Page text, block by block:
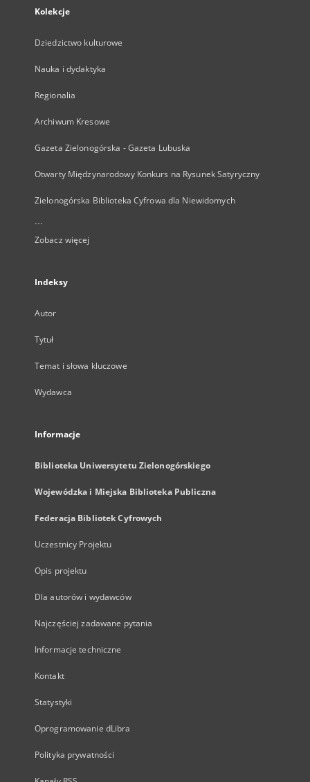
Kolekcje
Dziedzictwo kulturowe
Nauka i dydaktyka
Regionalia
Archiwum Kresowe
Gazeta Zielonogórska - Gazeta Lubuska
Otwarty Międzynarodowy Konkurs na Rysunek Satyryczny
Zielonogórska Biblioteka Cyfrowa dla Niewidomych
...
Zobacz więcej
Indeksy
Autor
Tytuł
Temat i słowa kluczowe
Wydawca
Informacje
Biblioteka Uniwersytetu Zielonogórskiego
Wojewódzka i Miejska Biblioteka Publiczna
Federacja Bibliotek Cyfrowych
Uczestnicy Projektu
Opis projektu
Dla autorów i wydawców
Najczęściej zadawane pytania
Informacje techniczne
Kontakt
Statystyki
Oprogramowanie dLibra
Polityka prywatności